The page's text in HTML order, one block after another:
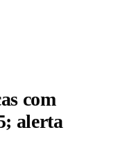
com
alerta